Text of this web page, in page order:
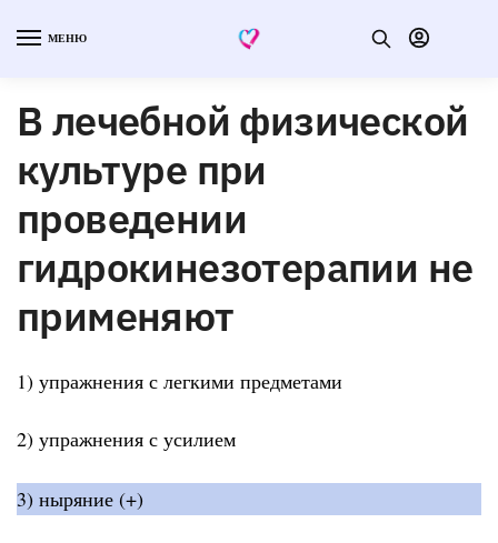
МЕНЮ
В лечебной физической
культуре при
проведении
гидрокинезотерапии не
применяют
1) упражнения с легкими предметами
2) упражнения с усилием
3) ныряние (+)